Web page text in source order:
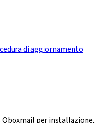
di aggiornamento
Qboxmail per installazione,